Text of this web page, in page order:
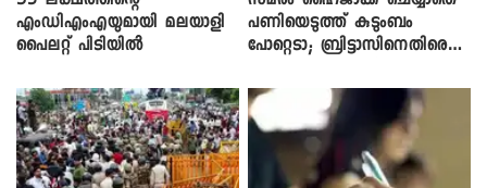
എംഡിഎംഎയുമായി മലയാളി
പൈലറ്റ് പിടിയിൽ
പണിയെടുത്ത് കുടുംബം
പോറ്റെടാ; ബ്രിട്ടാസിനെതിരെ